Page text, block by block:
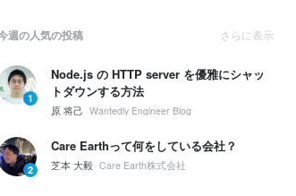
週の人気の投稿 さらに表示
1
Node.js の HTTP server を優雅にシャッ
トダウンする方法
原 将己 Wantedly Engineer Blog
2
Care Earthって何をしている会社？
芝本 大毅 Care Earth株式会社